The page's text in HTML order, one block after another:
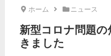
ホーム ニュース
新型コロナ問題
きました